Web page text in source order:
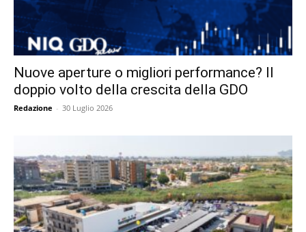
Nuove aperture o migliori performance? Il
doppio volto della crescita della GDO
Redazione - 30 Luglio 2026